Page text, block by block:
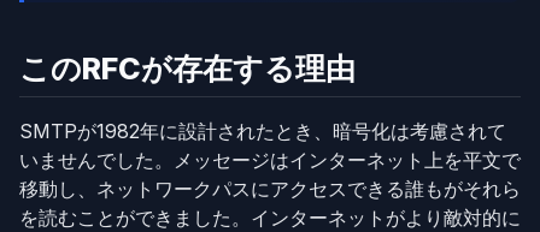
このRFCが存在する理由
SMTPが1982年に設計されたとき、暗号化は考慮されて
いませんでした。メッセージはインターネット上を平文で
移動し、ネットワークパスにアクセスできる誰もがそれら
を読むことができました。インターネットがより敵対的に